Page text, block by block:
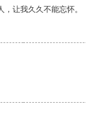
让我久久不能忘怀。